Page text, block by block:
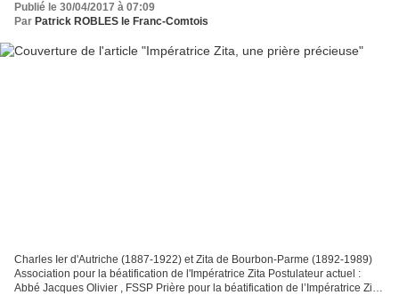
Publié le 30/04/2017 à 07:09
Par Patrick ROBLES le Franc-Comtois
Charles Ier d'Autriche (1887-1922) et Zita de Bourbon-Parme (1892-1989)
Association pour la béatification de l'Impératrice Zita Postulateur actuel :
Abbé Jacques Olivier , FSSP Prière pour la béatification de l’Impératrice Zita